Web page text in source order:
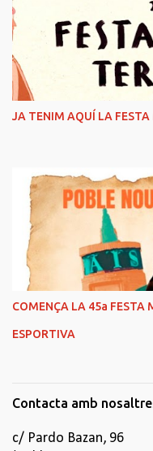
JA TENIM AQUÍ LA FESTA
COMENÇA LA 45a FESTA
ESPORTIVA
Contacta amb
c/ Pardo Bazan, 96